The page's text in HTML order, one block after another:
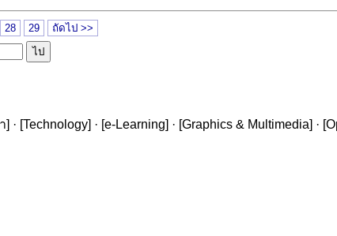
28 29
ถัดไป >>
] · [Technology] · [e-Learning] · [Graphics & Multimedia] · [